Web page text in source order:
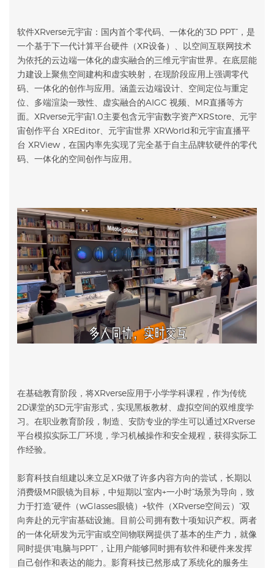
软件XRverse元宇宙：国内首个零代码、一体化的“3D PPT”，是
一个基于下一代计算平台硬件（XR设备）、以空间互联网技术
为依托的云边端一体化的虚实融合的三维元宇宙世界。在底层能
力建设上聚焦空间建构和虚实映射，在现阶段应用上强调零代
码、一体化的创作与应用。涵盖云边端设计、空间定位与重定
位、多端渲染一致性、虚实融合的AIGC 视频、MR直播等方
面。XRverse元宇宙1.0主要包含元宇宙数字资产XRStore、元宇
宙创作平台 XREditor、元宇宙世界 XRWorld和元宇宙直播平
台 XRView，在国内率先实现了完全基于自主品牌软硬件的零代
码、一体化的空间创作与应用。
在基础教育阶段，将XRverse应用于小学学科课程，作为传统
2D课堂的3D元宇宙形式，实现黑板教材、虚拟空间的双维度学
习。在职业教育阶段，制造、安防专业的学生可以通过XRverse
平台模拟实际工厂环境，学习机械操作和安全规程，获得实际工
作经验。
影育科技自组建以来立足XR做了许多内容方向的尝试，长期以
消费级MR眼镜为目标，中短期以“室内+一小时”场景为导向，致
力于打造“硬件（wGlasses眼镜）+软件（XRverse空间云）”双
向奔赴的元宇宙基础设施。目前公司拥有数十项知识产权。两者
的一体化研发为元宇宙或空间物联网提供了基本的生产力，就像
同时提供“电脑与PPT”，让用户能够同时拥有软件和硬件来发挥
自己创作和表达的能力。影育科技已然形成了系统化的服务生